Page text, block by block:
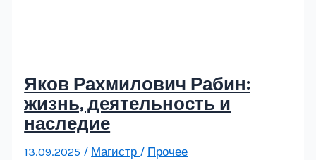
Яков Рахмилович Рабин:
жизнь, деятельность и
наследие
13.09.2025 / Магистр / Прочее